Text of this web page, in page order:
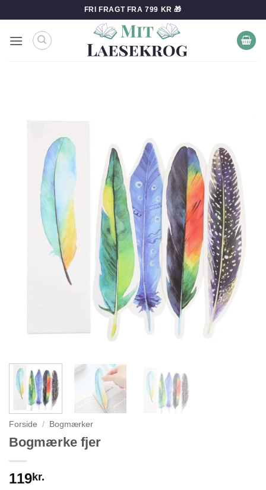
til
indhold
FRI FRAGT FRA 799 KR 🎁
Forside / Bogmærker
Bogmærke fjer
119kr.